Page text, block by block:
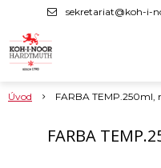
sekretariat@koh-i-
Úvod FARBA TEMP.250ml,
FARBA